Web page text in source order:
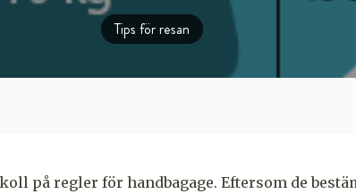
Tips för resan
på regler för handbagage. Eftersom de